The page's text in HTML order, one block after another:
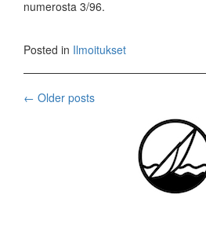
numerosta 3/96.
Posted in Ilmoitukset
Posts
navigation
← Older posts